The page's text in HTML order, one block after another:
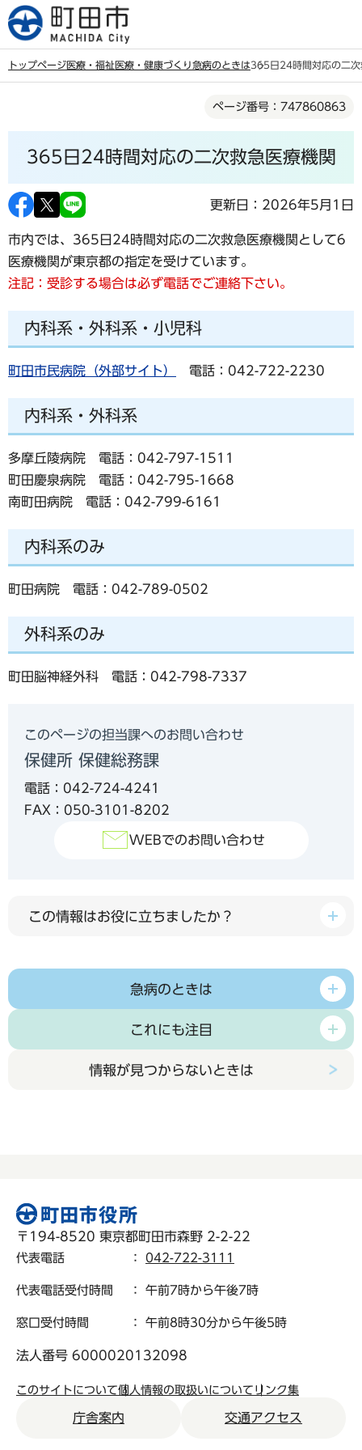
こ
の
す
トップページ医療・福祉医療・健康づくり急病のときは365日24時間対応の二次
ら
ページ番号：747860863
365日24時間対応の二次救急医療機関
更新日：2026年5月1日
市内では、365日24時間対応の二次救急医療機関として6
医療機関が東京都の指定を受けています。
注記：受診する場合は必ず電話でご連絡下さい。
内科系・外科系・小児科
町田市民病院（外部サイト） 電話：042-722-2230
内科系・外科系
多摩丘陵病院 電話：042-797-1511
町田慶泉病院 電話：042-795-1668
南町田病院 電話：042-799-6161
内科系のみ
町田病院 電話：042-789-0502
外科系のみ
町田脳神経外科 電話：042-798-7337
このページの担当課へのお問い合わせ
保健所 保健総務課
電話：042-724-4241
FAX：050-3101-8202
WEBでのお問い合わせ
この情報はお役に立ちましたか？
急病のときは
これにも注目
情報が見つからないときは
〒194-8520 東京都町田市森野 2-2-22
代表電話 ： 042-722-3111
代表電話受付時間 ： 午前7時から午後7時
窓口受付時間 ： 午前8時30分から午後5時
法人番号 6000020132098
このサイトについて個人情報の取扱いについて リンク集
庁舎案内 交通アクセス